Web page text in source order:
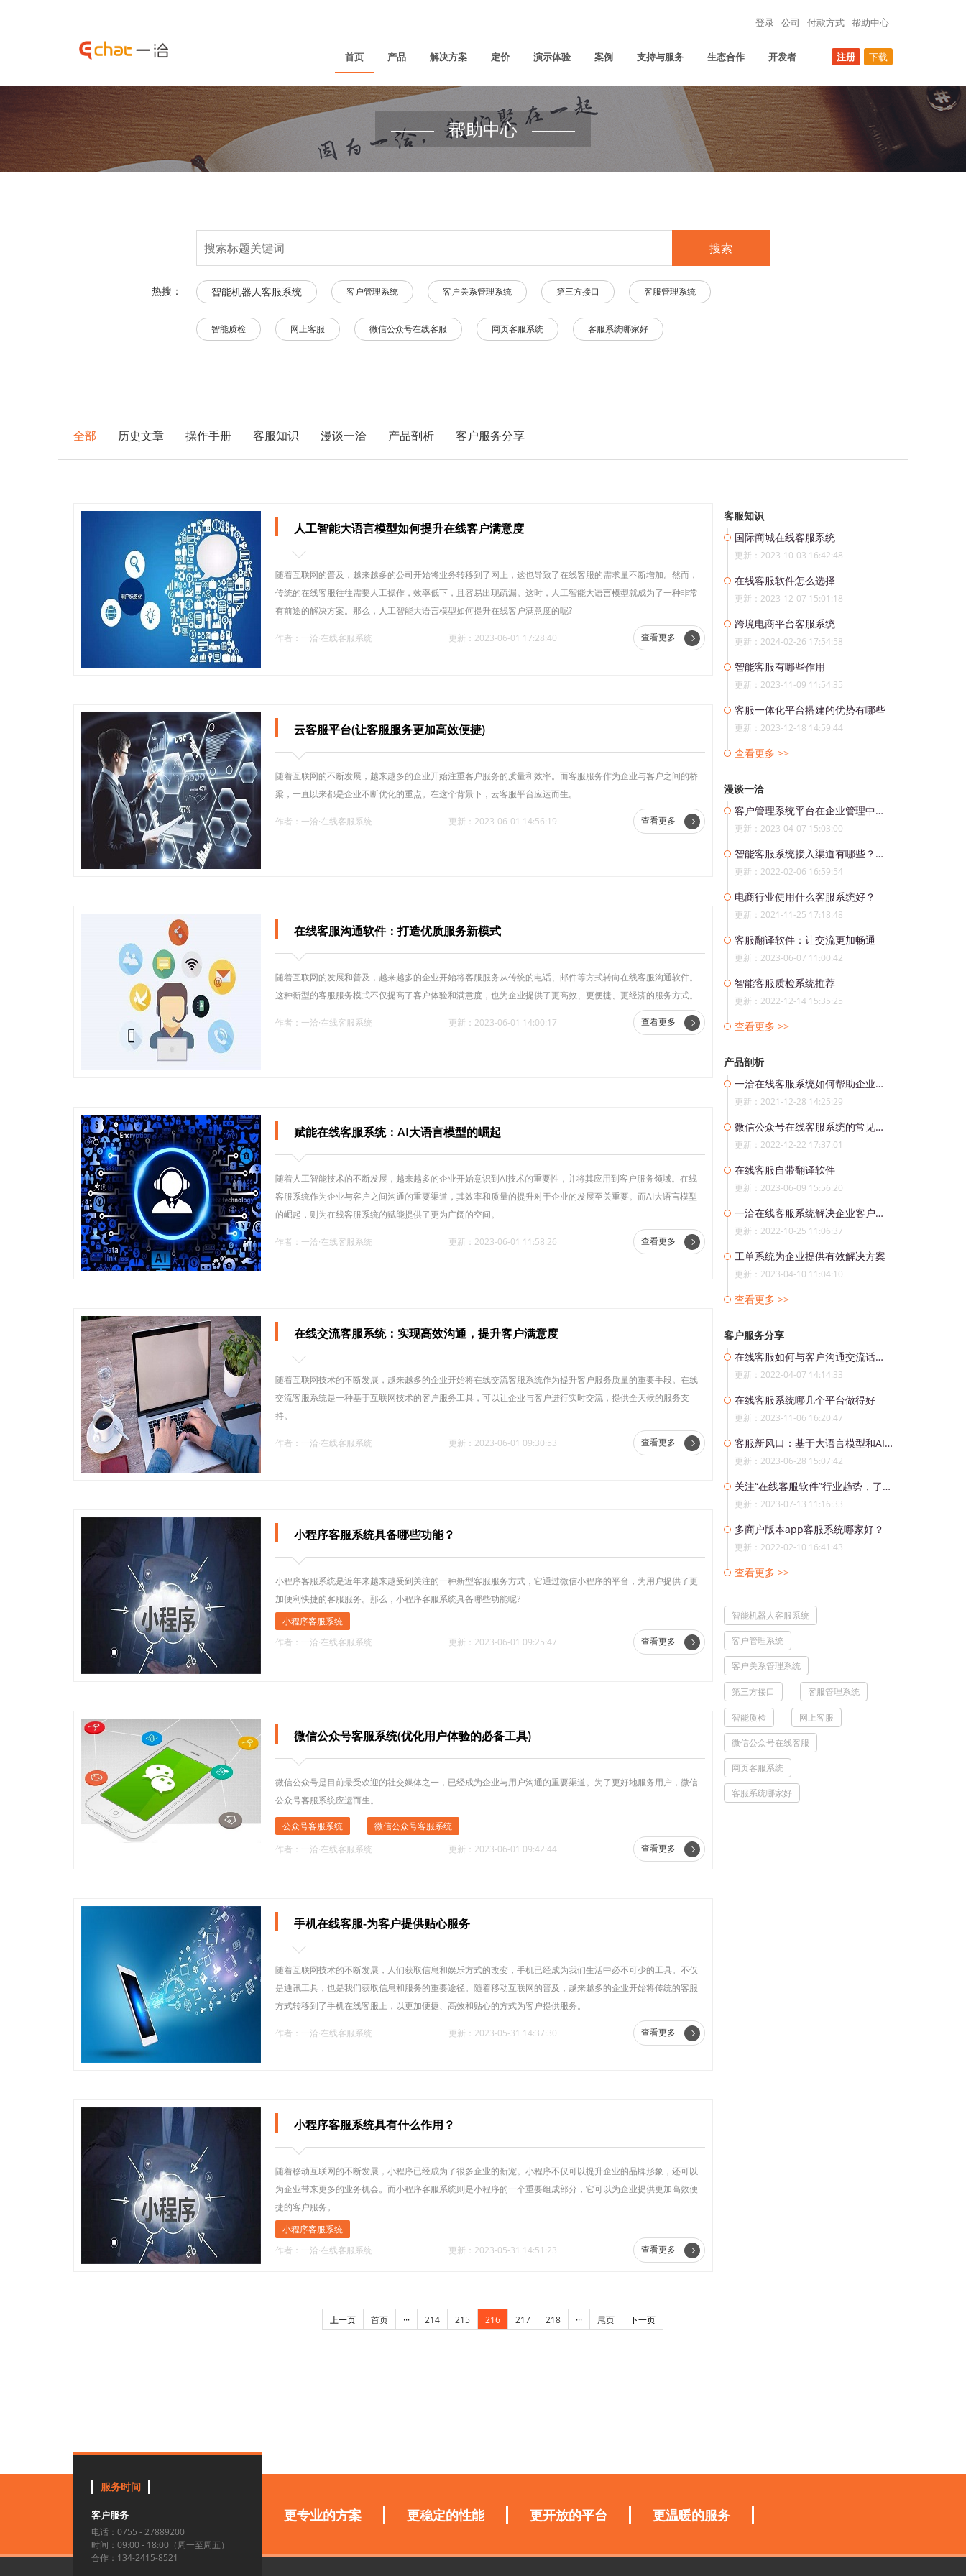
登录 公司 付款方式 帮助中心
首页 产品 解决方案 定价 演示体验 案例 支持与服务 生态合作 开发者 注册 下载
帮助中心
搜索
热搜： 智能机器人客服系统 客户管理系统 客户关系管理系统 第三方接口 客服管理系统
智能质检 网上客服 微信公众号在线客服 网页客服系统 客服系统哪家好
全部 历史文章 操作手册 客服知识 漫谈一洽 产品剖析 客户服务分享
人工智能大语言模型如何提升在线客户满意度
随着互联网的普及，越来越多的公司开始将业务转移到了网上，这也导致了在线客服的需求量不断增加。然而，
传统的在线客服往往需要人工操作，效率低下，且容易出现疏漏。这时，人工智能大语言模型就成为了一种非常
有前途的解决方案。那么，人工智能大语言模型如何提升在线客户满意度的呢?
作者：一洽·在线客服系统 更新：2023-06-01 17:28:40 查看更多
云客服平台(让客服服务更加高效便捷)
随着互联网的不断发展，越来越多的企业开始注重客户服务的质量和效率。而客服服务作为企业与客户之间的桥
梁，一直以来都是企业不断优化的重点。在这个背景下，云客服平台应运而生。
作者：一洽·在线客服系统 更新：2023-06-01 14:56:19 查看更多
在线客服沟通软件：打造优质服务新模式
随着互联网的发展和普及，越来越多的企业开始将客服服务从传统的电话、邮件等方式转向在线客服沟通软件。
这种新型的客服服务模式不仅提高了客户体验和满意度，也为企业提供了更高效、更便捷、更经济的服务方式。
作者：一洽·在线客服系统 更新：2023-06-01 14:00:17 查看更多
赋能在线客服系统：AI大语言模型的崛起
随着人工智能技术的不断发展，越来越多的企业开始意识到AI技术的重要性，并将其应用到客户服务领域。在线
客服系统作为企业与客户之间沟通的重要渠道，其效率和质量的提升对于企业的发展至关重要。而AI大语言模型
的崛起，则为在线客服系统的赋能提供了更为广阔的空间。
作者：一洽·在线客服系统 更新：2023-06-01 11:58:26 查看更多
在线交流客服系统：实现高效沟通，提升客户满意度
随着互联网技术的不断发展，越来越多的企业开始将在线交流客服系统作为提升客户服务质量的重要手段。在线
交流客服系统是一种基于互联网技术的客户服务工具，可以让企业与客户进行实时交流，提供全天候的服务支
持。
作者：一洽·在线客服系统 更新：2023-06-01 09:30:53 查看更多
小程序客服系统具备哪些功能？
小程序客服系统是近年来越来越受到关注的一种新型客服服务方式，它通过微信小程序的平台，为用户提供了更
加便利快捷的客服服务。那么，小程序客服系统具备哪些功能呢?
小程序客服系统
作者：一洽·在线客服系统
更新：2023-06-01 09:25:47 查看更多
微信公众号客服系统(优化用户体验的必备工具)
微信公众号是目前最受欢迎的社交媒体之一，已经成为企业与用户沟通的重要渠道。为了更好地服务用户，微信
公众号客服系统应运而生。
公众号客服系统
微信公众号客服系统
作者：一洽·在线客服系统
更新：2023-06-01 09:42:44 查看更多
手机在线客服-为客户提供贴心服务
随着互联网技术的不断发展，人们获取信息和娱乐方式的改变，手机已经成为我们生活中必不可少的工具。不仅
是通讯工具，也是我们获取信息和服务的重要途径。随着移动互联网的普及，越来越多的企业开始将传统的客服
方式转移到了手机在线客服上，以更加便捷、高效和贴心的方式为客户提供服务。
作者：一洽·在线客服系统 更新：2023-05-31 14:37:30 查看更多
小程序客服系统具有什么作用？
随着移动互联网的不断发展，小程序已经成为了很多企业的新宠。小程序不仅可以提升企业的品牌形象，还可以
为企业带来更多的业务机会。而小程序客服系统则是小程序的一个重要组成部分，它可以为企业提供更加高效便
捷的客户服务。
小程序客服系统
作者：一洽·在线客服系统
更新：2023-05-31 14:51:23 查看更多
客服知识
国际商城在线客服系统
更新：2023-10-03 16:42:48
在线客服软件怎么选择
更新：2023-12-07 15:01:18
跨境电商平台客服系统
更新：2024-02-26 17:54:58
智能客服有哪些作用
更新：2023-11-09 11:54:35
客服一体化平台搭建的优势有哪些
更新：2023-12-18 14:59:44
查看更多 >>
漫谈一洽
客户管理系统平台在企业管理中的应用
更新：2023-04-07 15:03:00
智能客服系统接入渠道有哪些？使用智能客服机器人的好处。
更新：2022-02-06 16:59:54
电商行业使用什么客服系统好？
更新：2021-11-25 17:18:48
客服翻译软件：让交流更加畅通
更新：2023-06-07 11:00:42
智能客服质检系统推荐
更新：2022-12-14 15:35:25
查看更多 >>
产品剖析
一洽在线客服系统如何帮助企业提升客服服务质量？
更新：2021-12-28 14:25:29
微信公众号在线客服系统的常见功能有哪些？
更新：2022-12-22 17:37:01
在线客服自带翻译软件
更新：2023-06-09 15:56:20
一洽在线客服系统解决企业客户服务问题
更新：2022-10-25 11:06:37
工单系统为企业提供有效解决方案
更新：2023-04-10 11:04:10
查看更多 >>
客户服务分享
在线客服如何与客户沟通交流话术？
更新：2022-04-07 14:14:33
在线客服系统哪几个平台做得好
更新：2023-11-06 16:20:47
客服新风口：基于大语言模型和AI的智能语音客服系统
更新：2023-06-28 15:07:42
关注“在线客服软件”行业趋势，了解最新技术创新。
更新：2023-07-13 11:16:33
多商户版本app客服系统哪家好？
更新：2022-02-10 16:41:43
查看更多 >>
智能机器人客服系统
客户管理系统
客户关系管理系统
第三方接口 客服管理系统
智能质检 网上客服
微信公众号在线客服
网页客服系统
客服系统哪家好
上一页 首页 ··· 214 215 216 217 218 ··· 尾页 下一页
更专业的方案 更稳定的性能 更开放的平台 更温暖的服务
服务时间
客户服务
电话：0755 - 27889200
时间：09:00 - 18:00（周一至周五）
合作：134-2415-8521